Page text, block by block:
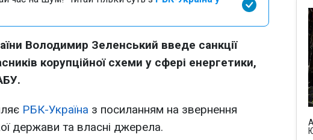
Володимир Зеленський введе санкції
корупційної схеми у сфері енергетики,
РБК-Україна з посиланням на звернення
держави та власні джерела.